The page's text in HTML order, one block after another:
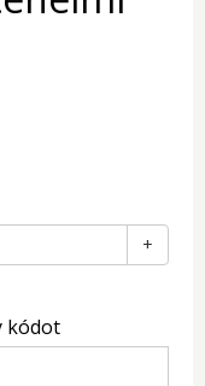
+
kódot